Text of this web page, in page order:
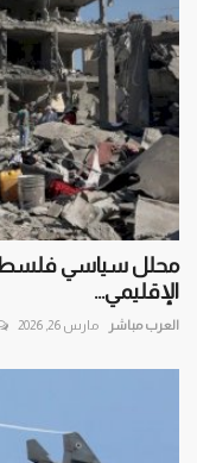
محلل سياسي
الإقليمي...
العرب مباشر مارس 26, 2026